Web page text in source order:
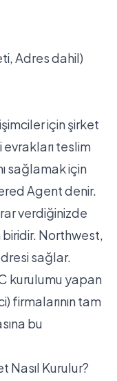
Adres dahil)
için şirket
teslim
sağlamak için
Agent denir.
verdiğinizde
Northwest,
sağlar.
kurulumu yapan
firmalarının tam
bu
Nasıl Kurulur?